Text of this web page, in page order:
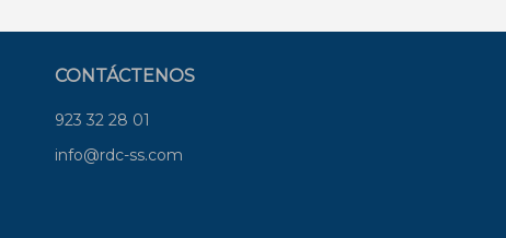
CONTÁCTENOS
923 32 28 01
info@rdc-ss.com